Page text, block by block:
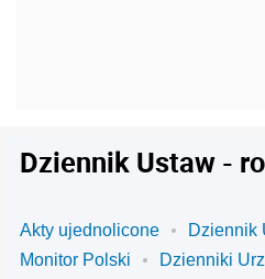
Dziennik Ustaw -
Akty ujednolicone
Dziennik
Monitor Polski
Dzienniki